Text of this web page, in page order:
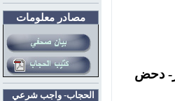
مصادر معلومات
الحجاب- واجب شرعي
- دحض